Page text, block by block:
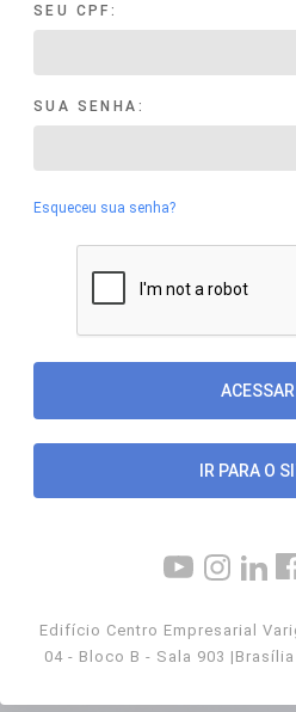
SEU CPF:
SUA SENHA:
Esqueceu sua senha?
IR PARA O
Edifício Centro Empresarial
04 - Bloco B - Sala 903 |Brasília